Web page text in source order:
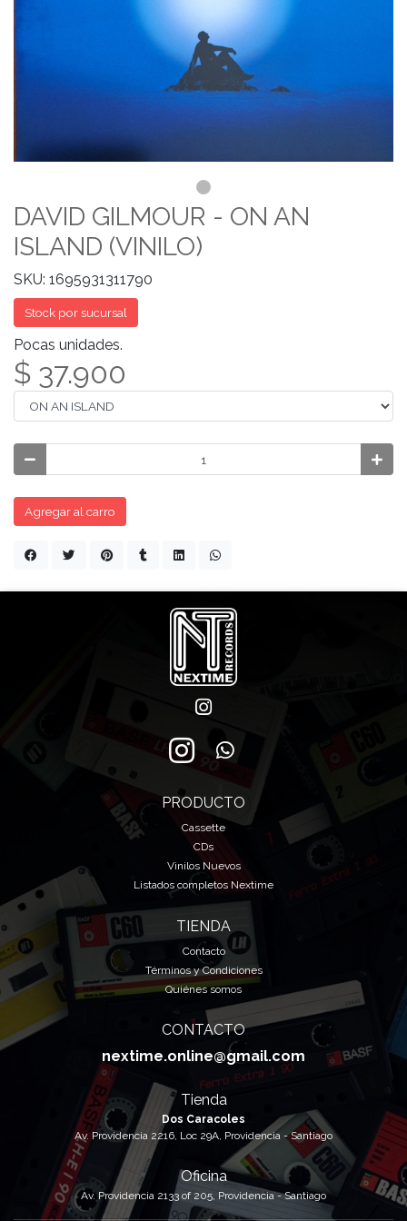
DAVID GILMOUR - ON AN
ISLAND (VINILO)
SKU: 1695931311790
Stock por sucursal
Pocas unidades.
$ 37.900
Agregar al carro
PRODUCTO
Cassette
CDs
Vinilos Nuevos
Listados completos Nextime
TIENDA
Contacto
Términos y Condiciones
Quiénes somos
CONTACTO
nextime.online@gmail.com
Tienda
Dos Caracoles
Av. Providencia 2216, Loc 29A, Providencia - Santiago
Oficina
Av. Providencia 2133 of 205, Providencia - Santiago